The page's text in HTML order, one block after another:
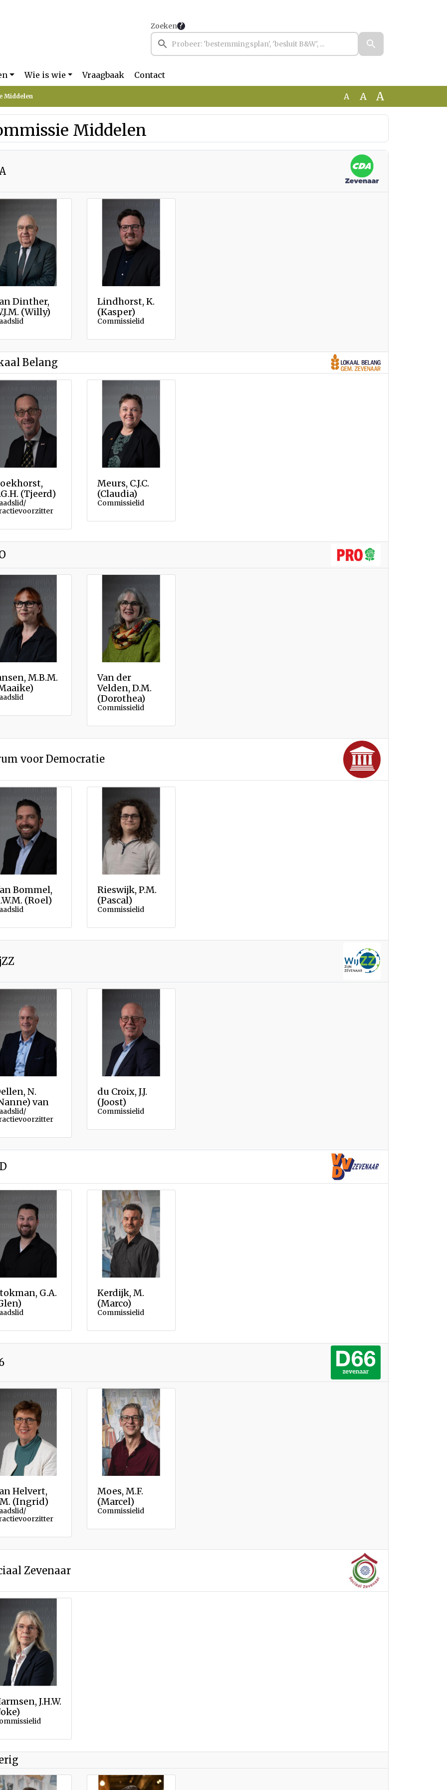
Zoeken
Wie is wie Vraagbaak Contact
Middelen A A A
Middelen
Dinther,
(Willy)
Lindhorst, K.
(Kasper)
Commissielid
Belang
(Tjeerd)
Meurs, C.J.C.
(Claudia)
Commissielid
M.B.M.
Van der
Velden, D.M.
(Dorothea)
Commissielid
voor Democratie
Bommel,
(Roel)
Rieswijk, P.M.
(Pascal)
Commissielid
N.
van
du Croix, J.J.
(Joost)
Commissielid
G.A.
Kerdijk, M.
(Marco)
Commissielid
Helvert,
(Ingrid)
Moes, M.F.
(Marcel)
Commissielid
Zevenaar
J.H.W.